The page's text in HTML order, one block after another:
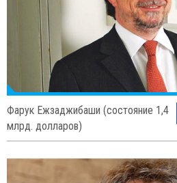
Фарук Ежзаджибаши (состояние 1,4
млрд. долларов)